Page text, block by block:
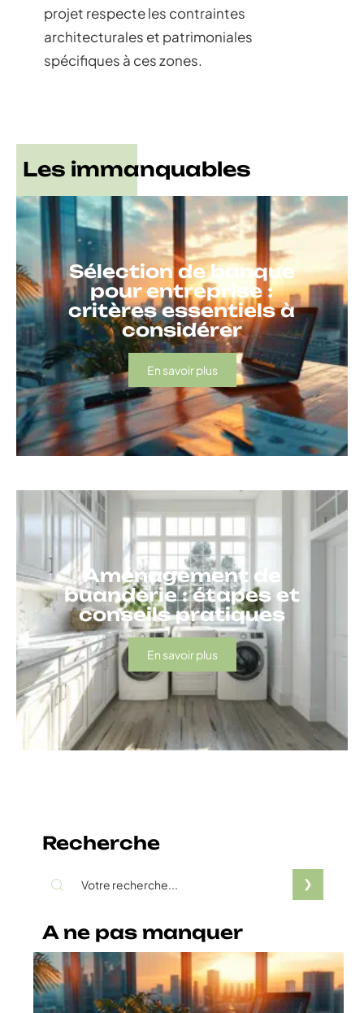
projet respecte les contraintes
architecturales et patrimoniales
spécifiques à ces zones.
Les immanquables
Sélection de banque
pour entreprise :
critères essentiels à
considérer
En savoir plus
Aménagement de
buanderie : étapes et
conseils pratiques
En savoir plus
Recherche
A ne pas manquer